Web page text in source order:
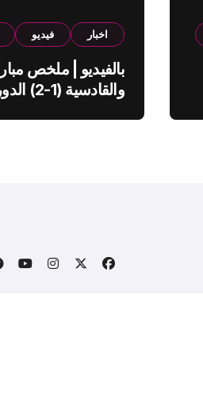
اخبار فيديو
بالفيديو | ملخص
والقادسية (1-